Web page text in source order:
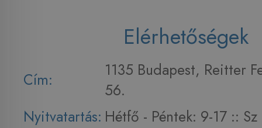
Elérhetőségek
Cím:
1135 Budapest, Reitter
56.
Nyitvatartás: Hétfő - Péntek: 9-17 :: Sz